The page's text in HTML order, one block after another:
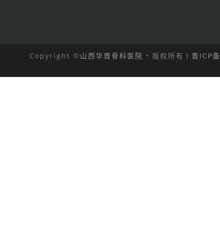
Copyright © 山西华晋骨科医院 • 版权所有丨 晋ICP